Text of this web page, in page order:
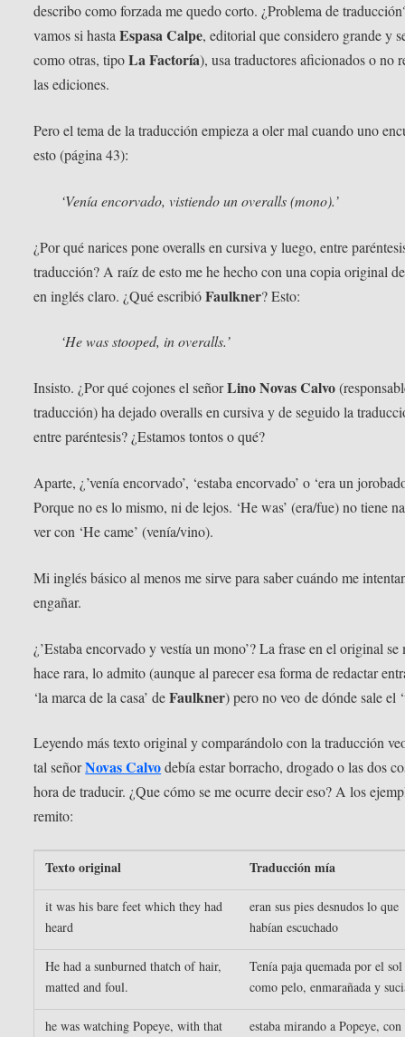
describo como forzada me quedo corto. ¿Problema de
vamos si hastaEspasa Calpe, editorial que considero grande y
como otras, tipoLa Factoría), usa traductores aficionados o no
las ediciones.
Pero el tema de la traducción empieza a oler mal cuando uno
esto (página 43):
‘Venía encorvado, vistiendo unoveralls(mono).’
¿Por qué narices pone overalls en cursiva y luego, entre
traducción? A raíz de esto me he hecho con una copia original
en inglés claro. ¿Qué escribióFaulkner? Esto:
‘He was stooped, in overalls.’
Insisto. ¿Por qué cojones el señorLino Novas Calvo
traducción) ha dejado overalls en cursiva y de seguido la
entre paréntesis? ¿Estamos tontos o qué?
Aparte, ¿’venía encorvado’, ‘estaba encorvado’ o ‘era un
Porque no es lo mismo, ni de lejos. ‘He was’ (era/fue) no tiene
ver con ‘He came’ (venía/vino).
Mi inglés básico al menos me sirve para saber cuándo me
engañar.
¿’Estaba encorvado y vestía un mono’? La frase en el original se
hace rara, lo admito (aunque al parecer esa forma de redactar
‘la marca de la casa’ deFaulkner) pero no veo de dónde sale el
Leyendo más texto original y comparándolo con la traducción
tal señorNovas Calvodebía estar borracho, drogado o las dos
hora de traducir. ¿Que cómo se me ocurre decir eso? A los
remito:
Texto original Traducción mía
it was his bare feet which they had
heard
eran sus pies desnudos lo que
habían escuchado
He had a sunburned thatch of hair,
matted and foul.
Tenía paja quemada por el sol
como pelo, enmarañada y
he was watching Popeye, with that
estaba mirando a Popeye, con